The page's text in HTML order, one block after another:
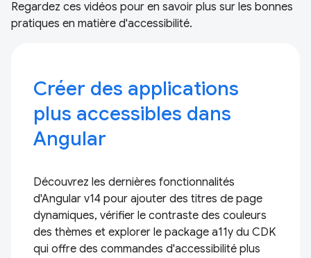
Regardez ces vidéos pour en savoir plus sur les bonnes
pratiques en matière d'accessibilité.
Créer des applications
plus accessibles dans
Angular
Découvrez les dernières fonctionnalités
d'Angular v14 pour ajouter des titres de page
dynamiques, vérifier le contraste des couleurs
des thèmes et explorer le package a11y du CDK
qui offre des commandes d'accessibilité plus